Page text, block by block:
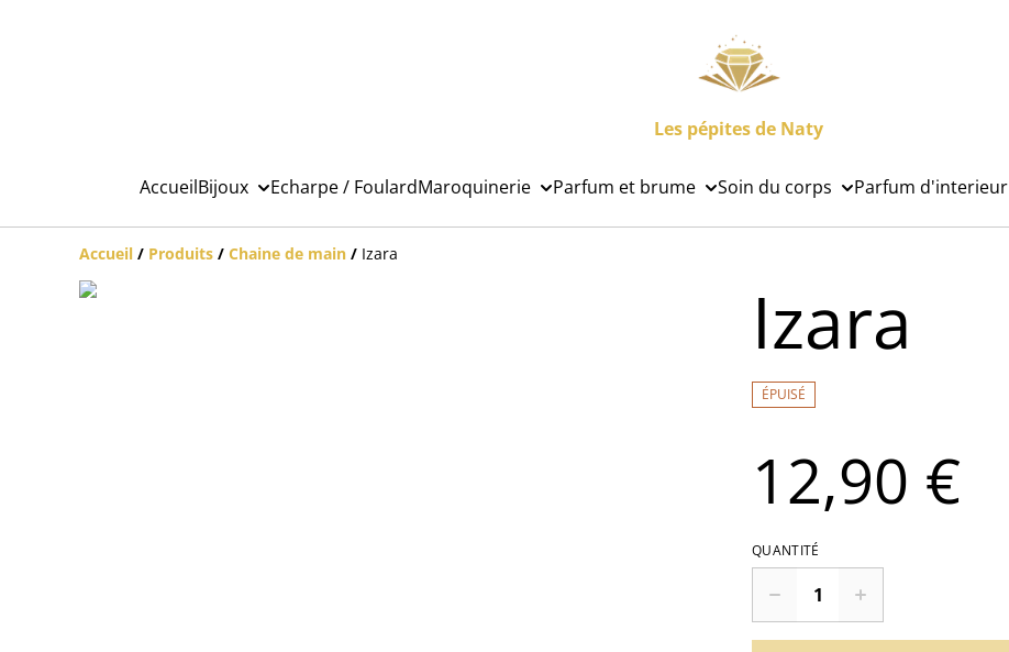
Les pépites de Naty
AccueilBijoux Echarpe / FoulardMaroquinerie Parfum et brume Soin du corps Parfum d'interieur
Accueil / Produits / Chaine de main / Izara
Izara
ÉPUISÉ
12,90 €
QUANTITÉ